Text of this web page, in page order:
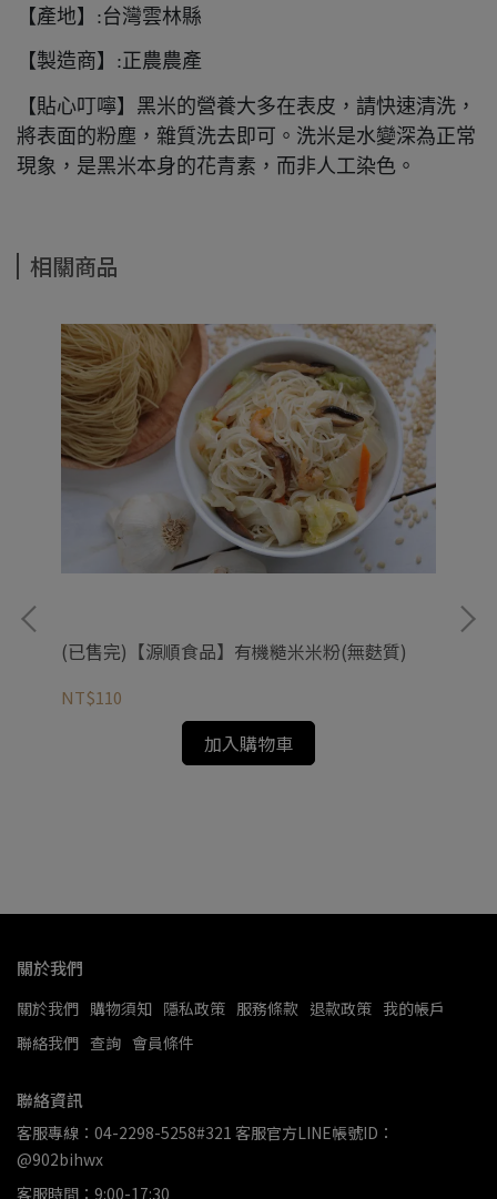
【產地】:台灣雲林縣
【製造商】:正農農產
【貼心叮嚀】黑米的營養大多在表皮，請快速清洗，
將表面的粉塵，雜質洗去即可。洗米是水變深為正常
現象，是黑米本身的花青素，而非人工染色。
相關商品
(已售完)【源順食品】有機糙米米粉(無麩質)
NT$110
加入購物車
關於我們
關於我們 購物須知 隱私政策 服務條款 退款政策 我的帳戶
聯絡我們 查詢 會員條件
聯絡資訊
客服專線：04-2298-5258#321 客服官方LINE帳號ID：
@902bihwx
客服時間：9:00-17:30